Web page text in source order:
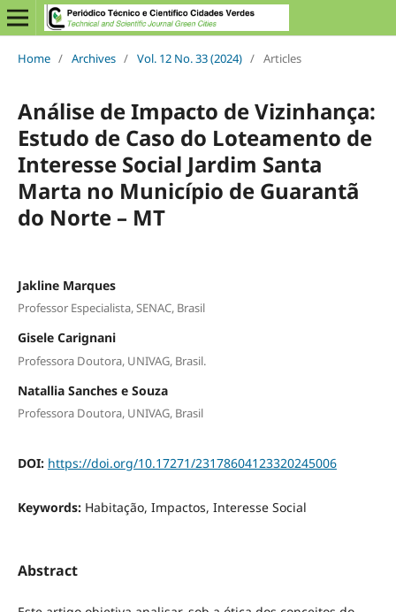
Home / Archives / Vol. 12 No. 33 (2024) / Articles
Análise de Impacto de Vizinhança:
Estudo de Caso do Loteamento de
Interesse Social Jardim Santa
Marta no Município de Guarantã
do Norte – MT
Jakline Marques
Professor Especialista, SENAC, Brasil
Gisele Carignani
Professora Doutora, UNIVAG, Brasil.
Natallia Sanches e Souza
Professora Doutora, UNIVAG, Brasil
DOI: https://doi.org/10.17271/23178604123320245006
Keywords: Habitação, Impactos, Interesse Social
Abstract